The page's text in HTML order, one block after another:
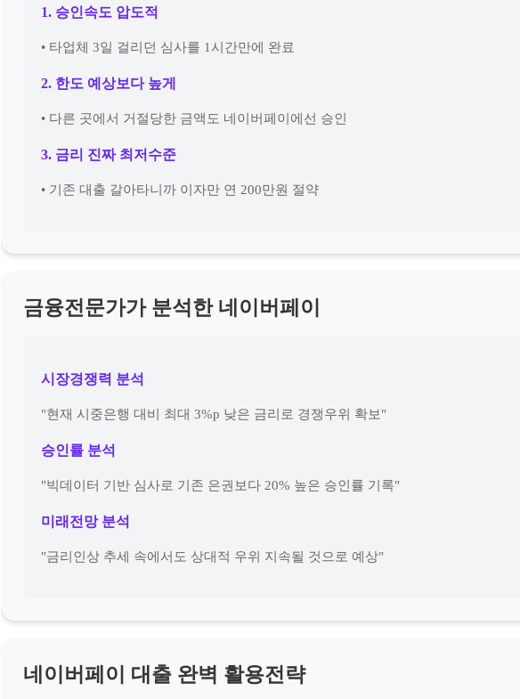
1. 승인속도 압도적
• 타업체 3일 걸리던 심사를 1시간만에 완료
2. 한도 예상보다 높게
• 다른 곳에서 거절당한 금액도 네이버페이에선 승인
3. 금리 진짜 최저수준
• 기존 대출 갈아타니까 이자만 연 200만원 절약
금융전문가가 분석한 네이버페이
시장경쟁력 분석
"현재 시중은행 대비 최대 3%p 낮은 금리로 경쟁우위 확보"
승인률 분석
"빅데이터 기반 심사로 기존 은권보다 20% 높은 승인률 기록"
미래전망 분석
"금리인상 추세 속에서도 상대적 우위 지속될 것으로 예상"
네이버페이 대출 완벽 활용전략